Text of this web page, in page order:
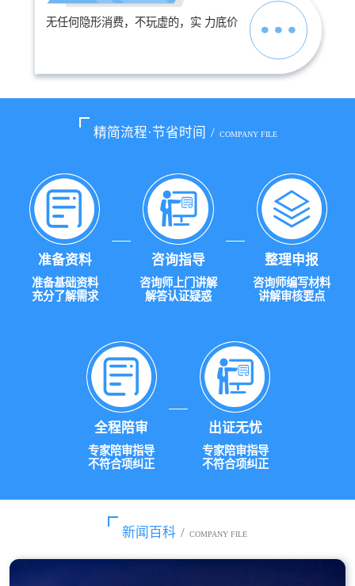
无任何隐形消费，不玩虚的，实 力底价
精简流程·节省时间 / COMPANY FILE
准备资料
准备基础资料
充分了解需求
咨询指导
咨询师上门讲解
解答认证疑惑
整理申报
咨询师编写材料
讲解审核要点
全程陪审
专家陪审指导
不符合项纠正
出证无忧
专家陪审指导
不符合项纠正
新闻百科 / COMPANY FILE